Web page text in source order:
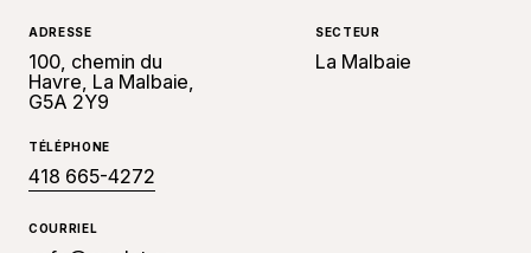
ADRESSE
100, chemin du
Havre, La Malbaie,
G5A 2Y9
SECTEUR
La Malbaie
TÉLÉPHONE
418 665-4272
COURRIEL